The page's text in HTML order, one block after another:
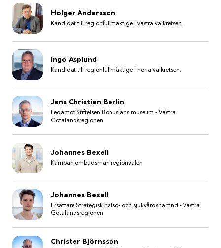
Holger Andersson
Kandidat till regionfullmäktige i västra valkretsen.
Ingo Asplund
Kandidat till regionfullmäktige i norra valkretsen.
Jens Christian Berlin
Ledamot Stiftelsen Bohusläns museum - Västra
Götalandsregionen
Johannes Bexell
Kampanjombudsman regionvalen
Johannes Bexell
Ersättare Strategisk hälso- och sjukvårdsnämnd - Västra
Götalandsregionen
Christer Björnsson